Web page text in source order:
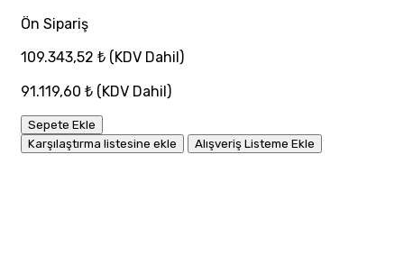
Ön Sipariş
109.343,52 ₺ (KDV Dahil)
91.119,60 ₺ (KDV Dahil)
Sepete Ekle
Karşılaştırma listesine ekle
Alışveriş Listeme Ekle